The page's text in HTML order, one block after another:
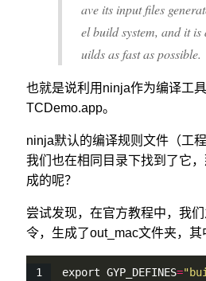
ave its input files
el build system, and it
uilds as fast as possible.
也就是说利用ninja作为编译工
TCDemo.app。
ninja默认的编译规则文件（工
我们也在相同目录下找到了它
成的呢？
尝试发现，在官方教程中，我
令，生成了out_mac文件夹，其
export GYP_DEFINES=